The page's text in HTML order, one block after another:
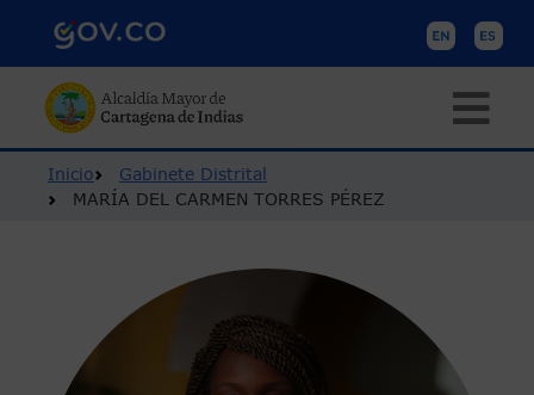
Ruta de navegación
Inicio
Gabinete Distrital
MARÍA DEL CARMEN TORRES PÉREZ